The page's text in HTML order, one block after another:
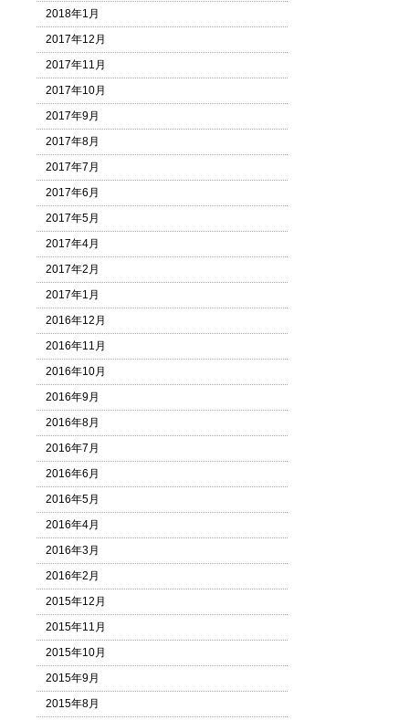
2018年1月
2017年12月
2017年11月
2017年10月
2017年9月
2017年8月
2017年7月
2017年6月
2017年5月
2017年4月
2017年2月
2017年1月
2016年12月
2016年11月
2016年10月
2016年9月
2016年8月
2016年7月
2016年6月
2016年5月
2016年4月
2016年3月
2016年2月
2015年12月
2015年11月
2015年10月
2015年9月
2015年8月